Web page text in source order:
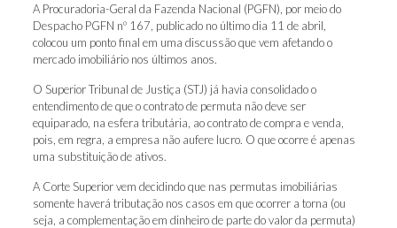
A Procuradoria-Geral da Fazenda Nacional (PGFN), por meio do
Despacho PGFN nº 167, publicado no último dia 11 de abril,
colocou um ponto final em uma discussão que vem afetando o
mercado imobiliário nos últimos anos.
O Superior Tribunal de Justiça (STJ) já havia consolidado o
entendimento de que o contrato de permuta não deve ser
equiparado, na esfera tributária, ao contrato de compra e venda,
pois, em regra, a empresa não aufere lucro. O que ocorre é apenas
uma substituição de ativos.
A Corte Superior vem decidindo que nas permutas imobiliárias
somente haverá tributação nos casos em que ocorrer a torna (ou
seja, a complementação em dinheiro de parte do valor da permuta)